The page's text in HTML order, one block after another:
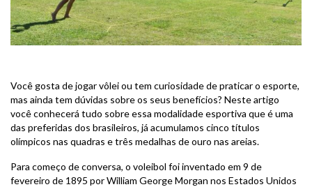
Você gosta de jogar vôlei ou tem curiosidade de praticar o esporte,
mas ainda tem dúvidas sobre os seus benefícios? Neste artigo
você conhecerá tudo sobre essa modalidade esportiva que é uma
das preferidas dos brasileiros, já acumulamos cinco títulos
olímpicos nas quadras e três medalhas de ouro nas areias.
Para começo de conversa, o voleibol foi inventado em 9 de
fevereiro de 1895 por William George Morgan nos Estados Unidos